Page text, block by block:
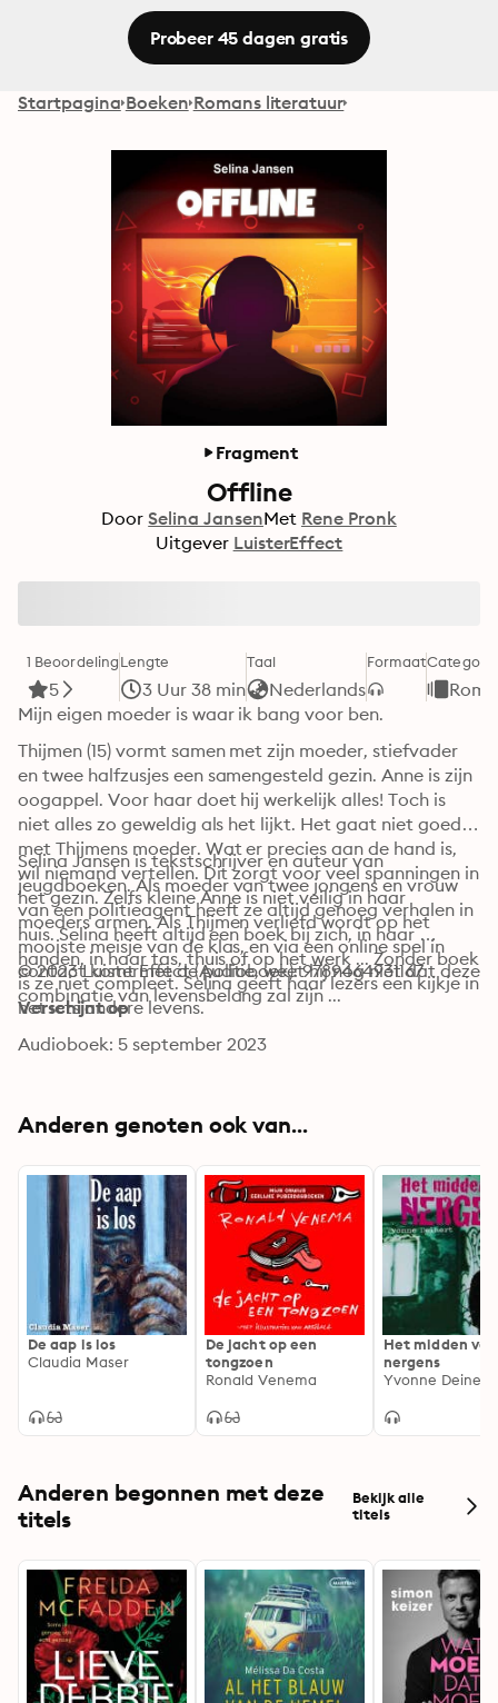
Probeer 45 dagen gratis
Startpagina Boeken Romans literatuur
Fragment
Offline
Door Selina JansenMet Rene Pronk
Uitgever LuisterEffect
1 Beoordeling
5
Lengte
3 Uur 38 min
Taal
Nederlands
FormaatCategorie
Mijn eigen moeder is waar ik bang voor ben.
Thijmen (15) vormt samen met zijn moeder, stiefvader
en twee halfzusjes een samengesteld gezin. Anne is zijn
oogappel. Voor haar doet hij werkelijk alles! Toch is
niet alles zo geweldig als het lijkt. Het gaat niet goed
met Thijmens moeder. Wat er precies aan de hand is,
wil niemand vertellen. Dit zorgt voor veel spanningen in
het gezin. Zelfs kleine Anne is niet veilig in haar
moeders armen. Als Thijmen verliefd wordt op het
mooiste meisje van de klas, en via een online spel in
contact komt met de politie, weet hij nog niet dat deze
combinatie van levensbelang zal zijn ...
Selina Jansen is tekstschrijver en auteur van
jeugdboeken. Als moeder van twee jongens en vrouw
van een politieagent heeft ze altijd genoeg verhalen in
huis. Selina heeft altijd een boek bij zich, in haar
handen, in haar tas, thuis of op het werk ... Zonder boek
is ze niet compleet. Selina geeft haar lezers een kijkje in
net iets andere levens.
© 2023 LuisterEffect (Audioboek): 9789464931167
Verschijnt op
Audioboek: 5 september 2023
Anderen genoten ook van...
De aap is los
Claudia Maser
De jacht op een
tongzoen
Ronald Venema
Het midden van
nergens
Yvonne Deinert
Anderen begonnen met deze
titels
Bekijk alle
titels